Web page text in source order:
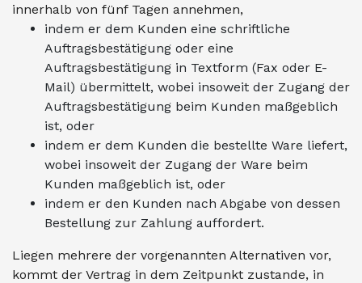
innerhalb von fünf Tagen annehmen,
indem er dem Kunden eine schriftliche
Auftragsbestätigung oder eine
Auftragsbestätigung in Textform (Fax oder E-
Mail) übermittelt, wobei insoweit der Zugang der
Auftragsbestätigung beim Kunden maßgeblich
ist, oder
indem er dem Kunden die bestellte Ware liefert,
wobei insoweit der Zugang der Ware beim
Kunden maßgeblich ist, oder
indem er den Kunden nach Abgabe von dessen
Bestellung zur Zahlung auffordert.
Liegen mehrere der vorgenannten Alternativen vor,
kommt der Vertrag in dem Zeitpunkt zustande, in